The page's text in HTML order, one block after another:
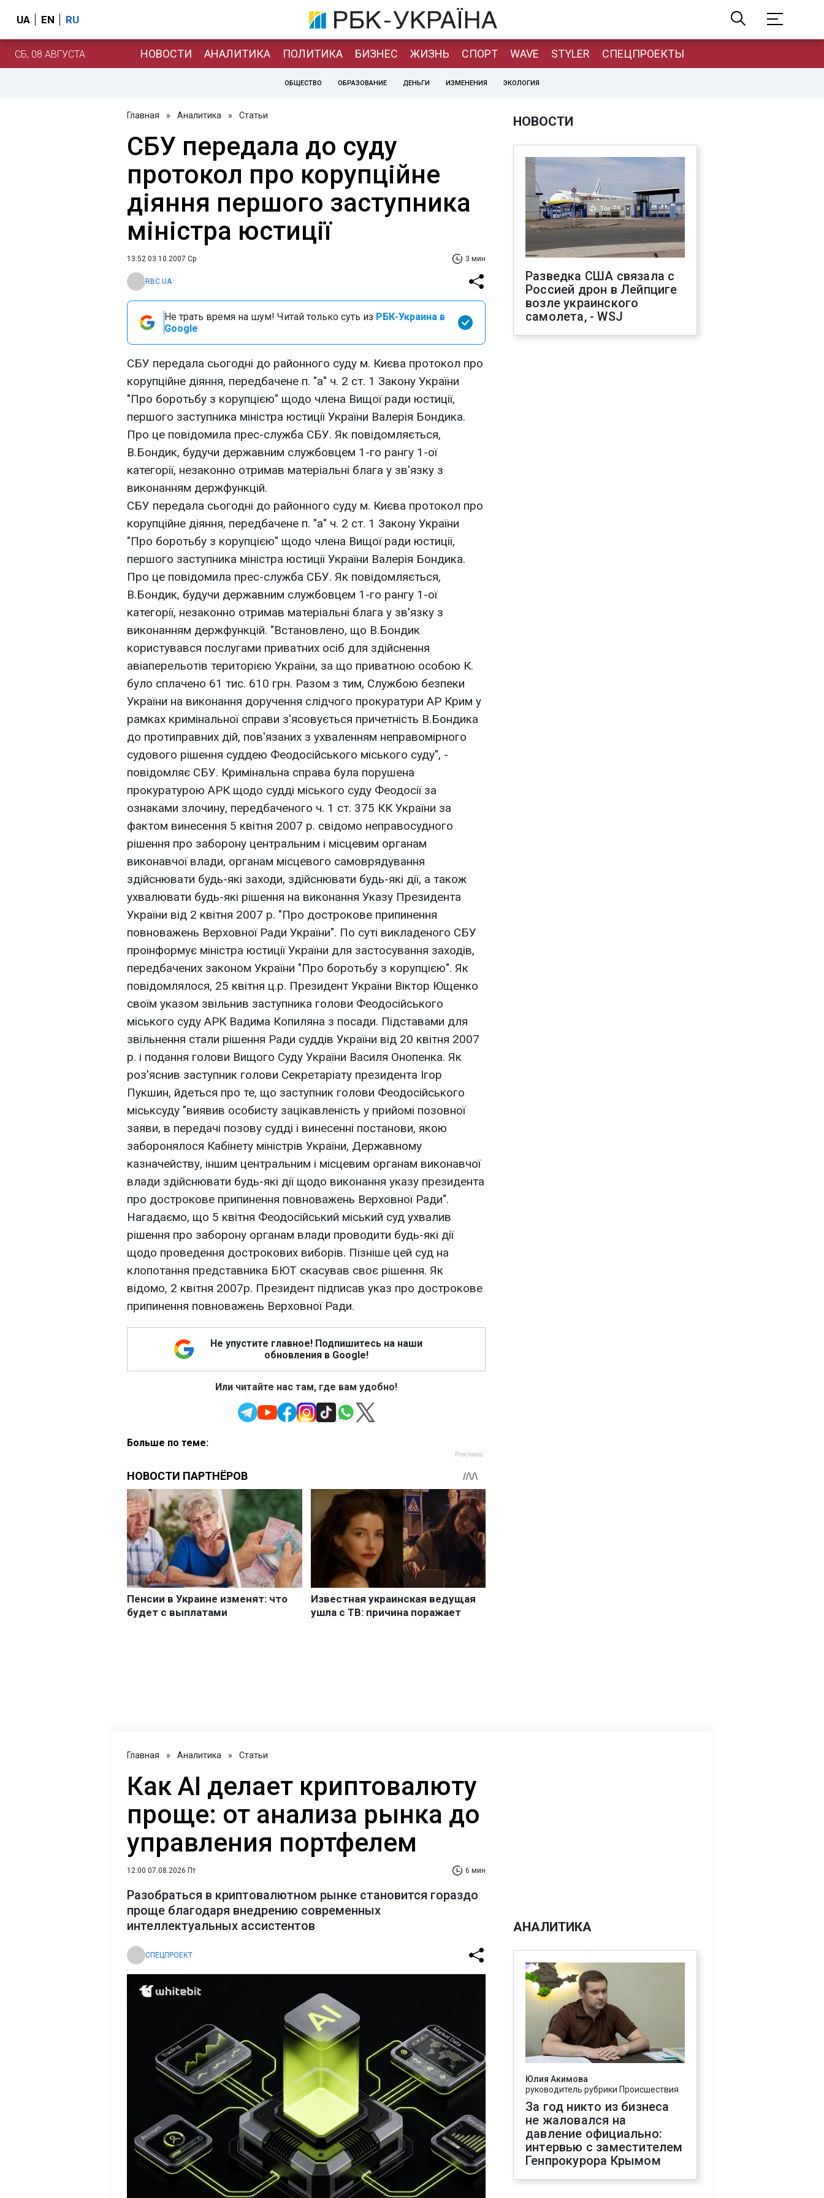
UA EN RU
СБ, 08 АВГУСТА НОВОСТИ АНАЛИТИКА ПОЛИТИКА БИЗНЕС ЖИЗНЬ СПОРТ WAVE STYLER СПЕЦПРОЕКТЫ
ОБЩЕСТВО ОБРАЗОВАНИЕ ДЕНЬГИ ИЗМЕНЕНИЯ ЭКОЛОГИЯ
Главная » Аналитика » Статьи
СБУ передала до суду
протокол про корупційне
діяння першого заступника
міністра юстиції
13:52 03.10.2007 Ср 3 мин
RBC.UA
Не трать время на шум! Читай только суть из РБК-Украина в
Google
СБУ передала сьогодні до районного суду м. Києва протокол про
корупційне діяння, передбачене п. "а" ч. 2 ст. 1 Закону України
"Про боротьбу з корупцією" щодо члена Вищої ради юстиції,
першого заступника міністра юстиції України Валерія Бондика.
Про це повідомила прес-служба СБУ. Як повідомляється,
В.Бондик, будучи державним службовцем 1-го рангу 1-ої
категорії, незаконно отримав матеріальні блага у зв'язку з
виконанням держфункцій.
СБУ передала сьогодні до районного суду м. Києва протокол про
корупційне діяння, передбачене п. "а" ч. 2 ст. 1 Закону України
"Про боротьбу з корупцією" щодо члена Вищої ради юстиції,
першого заступника міністра юстиції України Валерія Бондика.
Про це повідомила прес-служба СБУ. Як повідомляється,
В.Бондик, будучи державним службовцем 1-го рангу 1-ої
категорії, незаконно отримав матеріальні блага у зв'язку з
виконанням держфункцій. "Встановлено, що В.Бондик
користувався послугами приватних осіб для здійснення
авіаперельотів територією України, за що приватною особою К.
було сплачено 61 тис. 610 грн. Разом з тим, Службою безпеки
України на виконання доручення слідчого прокуратури АР Крим у
рамках кримінальної справи з'ясовується причетність В.Бондика
до протиправних дій, пов'язаних з ухваленням неправомірного
судового рішення суддею Феодосійського міського суду", -
повідомляє СБУ. Кримінальна справа була порушена
прокуратурою АРК щодо судді міського суду Феодосії за
ознаками злочину, передбаченого ч. 1 ст. 375 КК України за
фактом винесення 5 квітня 2007 р. свідомо неправосудного
рішення про заборону центральним і місцевим органам
виконавчої влади, органам місцевого самоврядування
здійснювати будь-які заходи, здійснювати будь-які дії, а також
ухвалювати будь-які рішення на виконання Указу Президента
України від 2 квітня 2007 р. "Про дострокове припинення
повноважень Верховної Ради України". По суті викладеного СБУ
проінформує міністра юстиції України для застосування заходів,
передбачених законом України "Про боротьбу з корупцією". Як
повідомлялося, 25 квітня ц.р. Президент України Віктор Ющенко
своїм указом звільнив заступника голови Феодосійського
міського суду АРК Вадима Копиляна з посади. Підставами для
звільнення стали рішення Ради суддів України від 20 квітня 2007
р. і подання голови Вищого Суду України Василя Онопенка. Як
роз'яснив заступник голови Секретаріату президента Ігор
Пукшин, йдеться про те, що заступник голови Феодосійського
міськсуду "виявив особисту зацікавленість у прийомі позовної
заяви, в передачі позову судді і винесенні постанови, якою
заборонялося Кабінету міністрів України, Державному
казначейству, іншим центральним і місцевим органам виконавчої
влади здійснювати будь-які дії щодо виконання указу президента
про дострокове припинення повноважень Верховної Ради".
Нагадаємо, що 5 квітня Феодосійський міський суд ухвалив
рішення про заборону органам влади проводити будь-які дії
щодо проведення дострокових виборів. Пізніше цей суд на
клопотання представника БЮТ скасував своє рішення. Як
відомо, 2 квітня 2007р. Президент підписав указ про дострокове
припинення повноважень Верховної Ради.
Не упустите главное! Подпишитесь на наши
обновления в Google!
Или читайте нас там, где вам удобно!
Больше по теме:
НОВОСТИ
Разведка США связала с
Россией дрон в Лейпциге
возле украинского
самолета, - WSJ
Главная » Аналитика » Статьи
Как AI делает криптовалюту
проще: от анализа рынка до
управления портфелем
12:00 07.08.2026 Пт 6 мин
Разобраться в криптовалютном рынке становится гораздо
проще благодаря внедрению современных
интеллектуальных ассистентов
СПЕЦПРОЕКТ
АНАЛИТИКА
Юлия Акимова
руководитель рубрики Происшествия
За год никто из бизнеса
не жаловался на
давление официально:
интервью с заместителем
Генпрокурора Крымом